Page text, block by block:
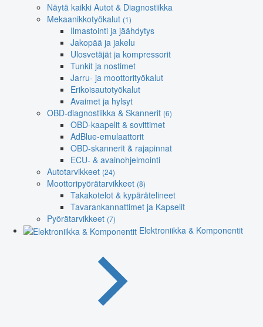
Näytä kaikki Autot & Diagnostiikka
Mekaanikkotyökalut (1)
Ilmastointi ja jäähdytys
Jakopää ja jakelu
Ulosvetäjät ja kompressorit
Tunkit ja nostimet
Jarru- ja moottorityökalut
Erikoisautotyökalut
Avaimet ja hylsyt
OBD-diagnostiikka & Skannerit (6)
OBD-kaapelit & sovittimet
AdBlue-emulaattorit
OBD-skannerit & rajapinnat
ECU- & avainohjelmointi
Autotarvikkeet (24)
Moottoripyörätarvikkeet (8)
Takakotelot & kypärätelineet
Tavarankannattimet ja Kapselit
Pyörätarvikkeet (7)
Elektroniikka & Komponentit